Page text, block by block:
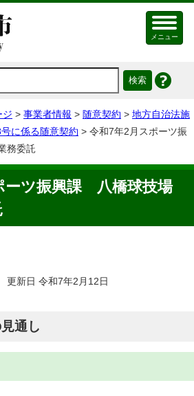
メニュー
ジ > 事業者情報 > 随意契約 > 地方自治法施
に係る随意契約 > 令和7年2月スポーツ振
務委託
ーツ振興課 八橋球技場
更新日 令和7年2月12日
通し